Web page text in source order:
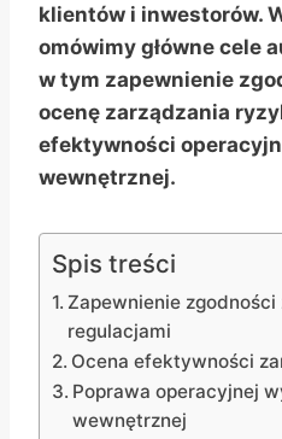
klientów i inwestorów.
omówimy główne cele
w tym zapewnienie
ocenę zarządzania
efektywności
wewnętrznej.
Spis treści
Zapewnienie zgodności
regulacjami
Ocena efektywności
Poprawa operacyjnej
wewnętrznej